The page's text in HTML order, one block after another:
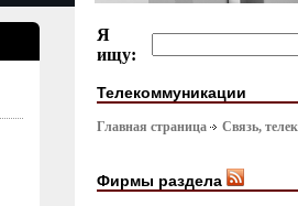
Я
ищу:
Телекоммуникации
Главная страница Связь,
Фирмы раздела